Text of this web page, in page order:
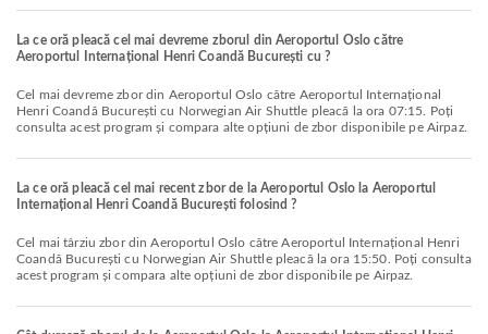
La ce oră pleacă cel mai devreme zborul din Aeroportul Oslo către
Aeroportul Internațional Henri Coandă București cu ?
Cel mai devreme zbor din Aeroportul Oslo către Aeroportul Internațional
Henri Coandă București cu Norwegian Air Shuttle pleacă la ora 07:15. Poți
consulta acest program și compara alte opțiuni de zbor disponibile pe Airpaz.
La ce oră pleacă cel mai recent zbor de la Aeroportul Oslo la Aeroportul
Internațional Henri Coandă București folosind ?
Cel mai târziu zbor din Aeroportul Oslo către Aeroportul Internațional Henri
Coandă București cu Norwegian Air Shuttle pleacă la ora 15:50. Poți consulta
acest program și compara alte opțiuni de zbor disponibile pe Airpaz.